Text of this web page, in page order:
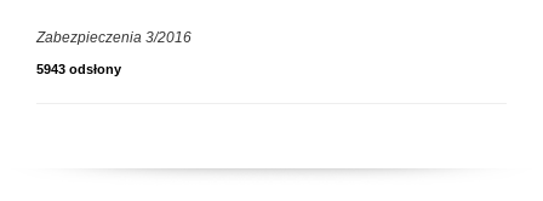
Zabezpieczenia 3/2016
5943 odsłony